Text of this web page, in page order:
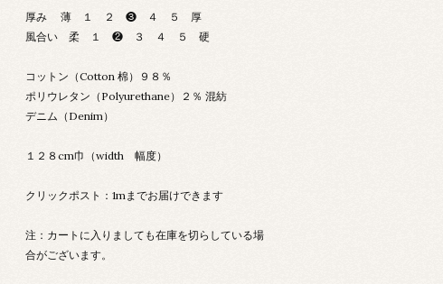
厚み 薄 １ ２ ❸ ４ ５ 厚
風合い 柔 １ ❷ ３ ４ ５ 硬
コットン（Cotton 棉）９８％
ポリウレタン（Polyurethane）２％ 混紡
デニム（Denim）
１２８cm巾（width 幅度）
クリックポスト：1mまでお届けできます
注：カートに入りましても在庫を切らしている場
合がございます。